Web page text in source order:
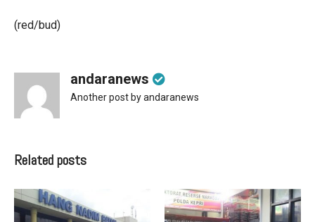
(red/bud)
andaranews
Another post by andaranews
Related posts